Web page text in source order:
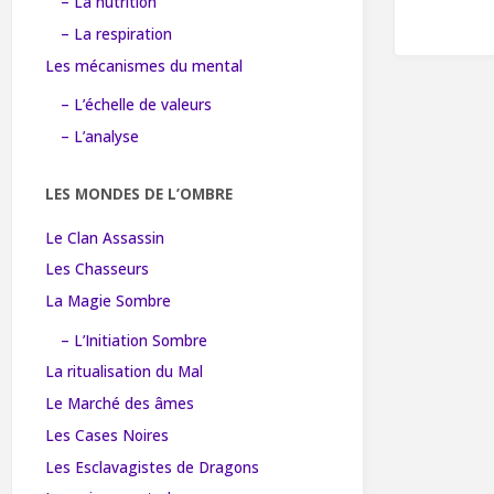
– La respiration
Les mécanismes du mental
– L’échelle de valeurs
– L’analyse
LES MONDES DE L’OMBRE
Le Clan Assassin
Les Chasseurs
La Magie Sombre
– L’Initiation Sombre
La ritualisation du Mal
Le Marché des âmes
Les Cases Noires
Les Esclavagistes de Dragons